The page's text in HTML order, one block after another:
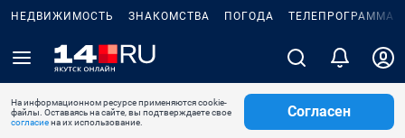
НЕДВИЖИМОСТЬ ЗНАКОМСТВА ПОГОДА ТЕЛЕПРОГРАММА
На информационном ресурсе применяются cookie-
файлы. Оставаясь на сайте, вы подтверждаете свое
согласиена их использование.
Согласен